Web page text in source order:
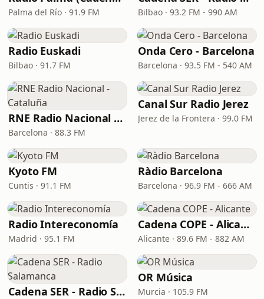
Palma del Río · 91.9 FM Bilbao · 93.2 FM - 990 AM
Radio Euskadi
Bilbao · 91.7 FM
Onda Cero - Barcelona
Barcelona · 93.5 FM - 540 AM
RNE Radio Nacional - Cataluña
Barcelona · 88.3 FM
Canal Sur Radio Jerez
Jerez de la Frontera · 99.0 FM
Kyoto FM
Cuntis · 91.1 FM
Ràdio Barcelona
Barcelona · 96.9 FM - 666 AM
Radio Intereconomía
Madrid · 95.1 FM
Cadena COPE - Alicante
Alicante · 89.6 FM - 882 AM
Cadena SER - Radio Salamanca
OR Música
Murcia · 105.9 FM